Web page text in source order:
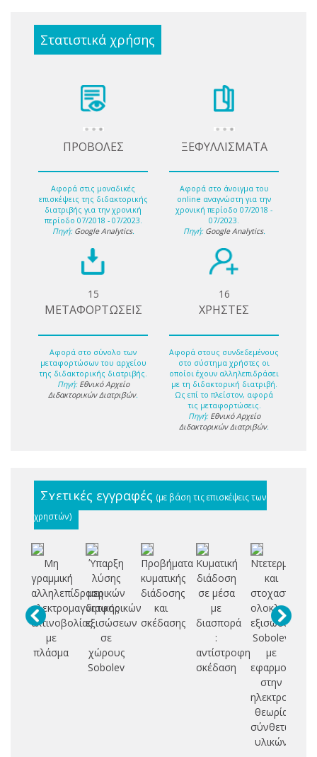
Στατιστικά χρήσης
ΠΡΟΒΟΛΕΣ
Αφορά στις μοναδικές
επισκέψεις της διδακτορικής
διατριβής για την χρονική
περίοδο 07/2018 - 07/2023.
Πηγή: Google Analytics.
ΞΕΦΥΛΛΙΣΜΑΤΑ
Αφορά στο άνοιγμα του
online αναγνώστη για την
χρονική περίοδο 07/2018 -
07/2023.
Πηγή: Google Analytics.
15
ΜΕΤΑΦΟΡΤΩΣΕΙΣ
Αφορά στο σύνολο των
μεταφορτώσων του αρχείου
της διδακτορικής διατριβής.
Πηγή: Εθνικό Αρχείο
Διδακτορικών Διατριβών.
16
ΧΡΗΣΤΕΣ
Αφορά στους συνδεδεμένους
στο σύστημα χρήστες οι
οποίοι έχουν αλληλεπιδράσει
με τη διδακτορική διατριβή.
Ως επί το πλείστον, αφορά
τις μεταφορτώσεις.
Πηγή: Εθνικό Αρχείο
Διδακτορικών Διατριβών.
Σχετικές εγγραφές (με βάση τις επισκέψεις των
χρηστών)
Μη
γραμμική
αλληλεπίδραση
ηλεκτρομαγνητικής
ακτινοβολίας
με
πλάσμα
Ύπαρξη
λύσης
μερικών
διαφορικών
εξισώσεων
σε
χώρους
Sobolev
Προβήματα
κυματικής
διάδοσης
και
σκέδασης
Κυματική
διάδοση
σε μέσα
με
διασπορά
:
αντίστροφη
σκέδαση
και
στοχαστικές
εξισώσεις
Sobolev
με
εφαρμογές
στην
θεωρία
σύνθετων
υλικών